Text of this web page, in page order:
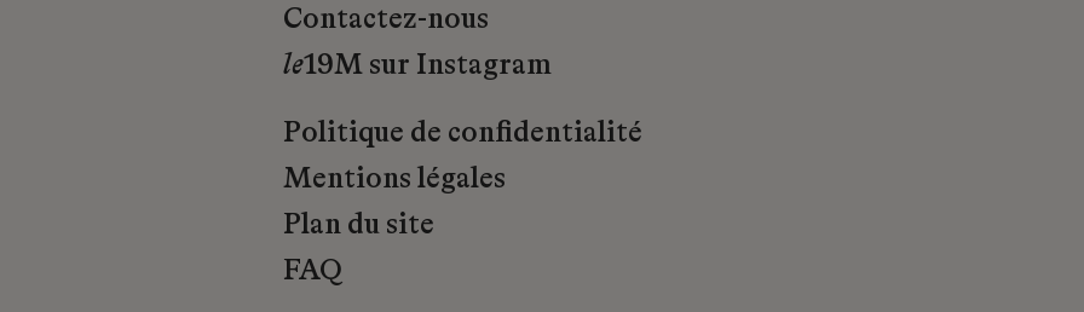
Contactez-nous
le19M sur Instagram
Politique de confidentialité
Mentions légales
Plan du site
FAQ